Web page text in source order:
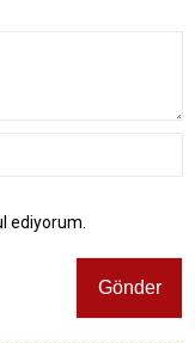
ediyorum.